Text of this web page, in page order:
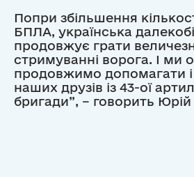
Попри збільшення
БПЛА, українська
продовжує грати
стримуванні ворога. І ми
продовжимо допомагати і
наших друзів із 43-ої
бригади”, – говорить